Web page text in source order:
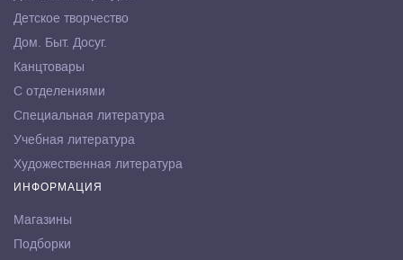
Детское творчество
Дом. Быт. Досуг.
Канцтовары
С отделениями
Специальная литература
Учебная литература
Художественная литература
ИНФОРМАЦИЯ
Магазины
Подборки